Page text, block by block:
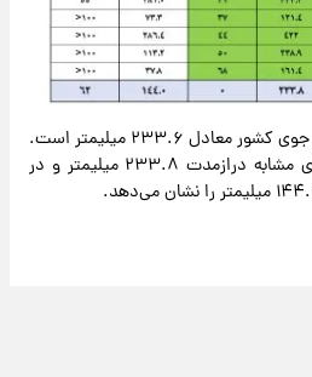
همچنین ارتفاع کل ریزش‌های جوی کشور معادل ۲۳۳.۶ میلیمتر است.
این مقدار بارندگی در دوره‌های مشابه درازمدت ۲۳۳.۸ میلیمتر و در